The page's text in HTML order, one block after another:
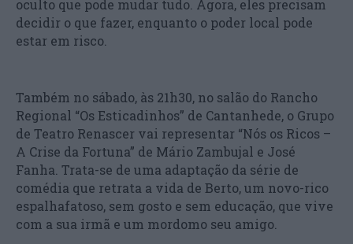
oculto que pode mudar tudo. Agora, eles precisam
decidir o que fazer, enquanto o poder local pode
estar em risco.
Também no sábado, às 21h30, no salão do Rancho
Regional “Os Esticadinhos” de Cantanhede, o Grupo
de Teatro Renascer vai representar “Nós os Ricos –
A Crise da Fortuna” de Mário Zambujal e José
Fanha. Trata-se de uma adaptação da série de
comédia que retrata a vida de Berto, um novo-rico
espalhafatoso, sem gosto e sem educação, que vive
com a sua irmã e um mordomo seu amigo.